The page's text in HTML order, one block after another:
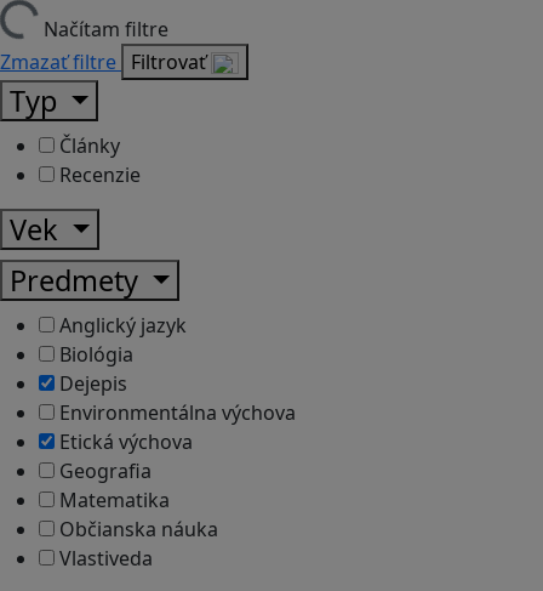
Načítam filtre
Zmazať filtre Filtrovať
Typ
Články
Recenzie
Vek
Predmety
Anglický jazyk
Biológia
Dejepis
Environmentálna výchova
Etická výchova
Geografia
Matematika
Občianska náuka
Vlastiveda